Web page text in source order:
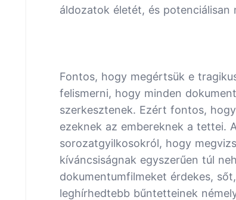
áldozatok életét, és
Fontos, hogy megértsük e
felismerni, hogy minden
szerkesztenek. Ezért fontos,
ezeknek az embereknek a tettei.
sorozatgyilkosokról, hogy
kíváncsiságnak egyszerűen túl
dokumentumfilmeket érdekes,
leghírhedtebb bűntetteinek